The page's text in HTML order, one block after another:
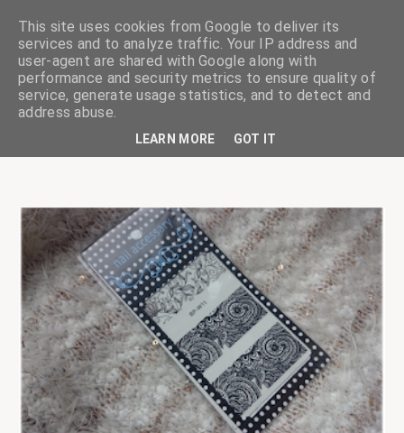
ciskaságok
This site uses cookies from Google to deliver its
services and to analyze traffic. Your IP address and
user-agent are shared with Google along with
performance and security metrics to ensure quality of
service, generate usage statistics, and to detect and
address abuse.
LEARN MORE GOT IT